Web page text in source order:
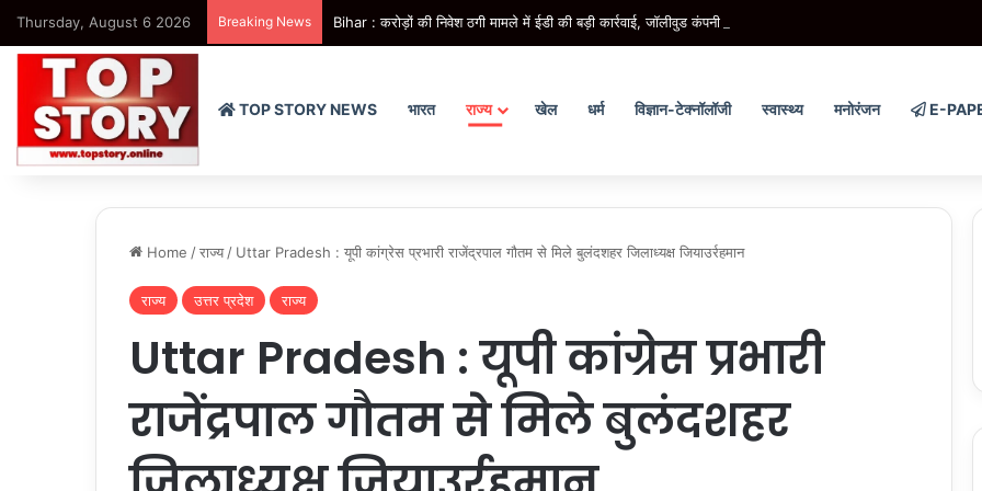
Thursday, August 6 2026 Breaking News Bihar : करोड़ों की निवेश ठगी मामले में ईडी की बड़ी कार्रवाई, जॉलीवुड कंपनी के निदेशक के आवास पर छापेमारी
TOP STORY NEWS भारत राज्य खेल धर्म विज्ञान-टेक्नॉलॉजी स्वास्थ्य मनोरंजन E-
Home /राज्य / Uttar Pradesh : यूपी कांग्रेस प्रभारी राजेंद्रपाल गौतम से मिले बुलंदशहर जिलाध्यक्ष जियाउर्रहमान
राज्य उत्तर प्रदेश राज्य
Uttar Pradesh : यूपी कांग्रेस प्रभारी
राजेंद्रपाल गौतम से मिले बुलंदशहर